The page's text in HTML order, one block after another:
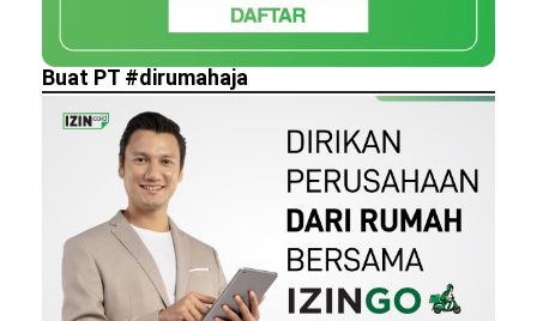
Buat PT #dirumahaja